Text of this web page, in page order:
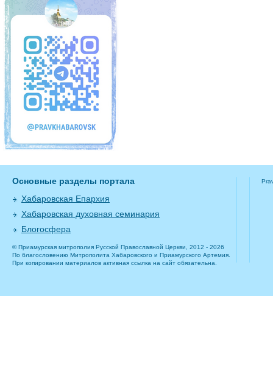
Основные разделы портала
Хабаровская Епархия
Хабаровская духовная семинария
Блогосфера
© Приамурская митрополия Русской Православной Церкви, 2012 - 2026
По благословению Митрополита Хабаровского и Приамурского Артемия.
При копировании материалов активная ссылка на сайт обязательна.